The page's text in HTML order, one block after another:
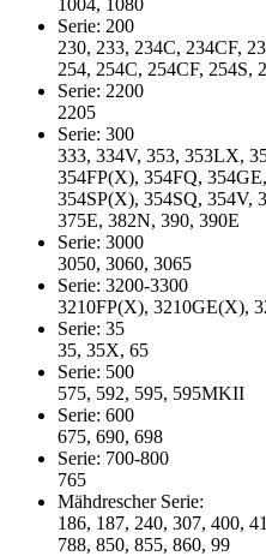
Serie: 200
230, 233, 234C, 234CF,
254, 254C, 254CF, 254S,
Serie: 2200
2205
Serie: 300
333, 334V, 353, 353LX,
354FP(X), 354FQ,
354SP(X), 354SQ, 354V,
375E, 382N, 390, 390E
Serie: 3000
3050, 3060, 3065
Serie: 3200-3300
3210FP(X), 3210GE(X),
Serie: 35
35, 35X, 65
Serie: 500
575, 592, 595, 595MKII
Serie: 600
675, 690, 698
Serie: 700-800
765
Mähdrescher Serie:
186, 187, 240, 307, 400,
788, 850, 855, 860, 99